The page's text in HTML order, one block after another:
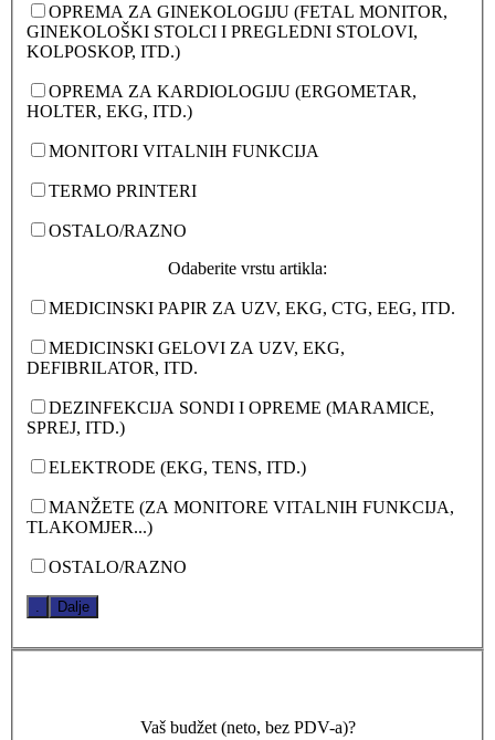
OPREMA ZA GINEKOLOGIJU (FETAL MONITOR,
GINEKOLOŠKI STOLCI I PREGLEDNI STOLOVI,
KOLPOSKOP, ITD.)
OPREMA ZA KARDIOLOGIJU (ERGOMETAR,
HOLTER, EKG, ITD.)
MONITORI VITALNIH FUNKCIJA
TERMO PRINTERI
OSTALO/RAZNO
Odaberite vrstu artikla:
MEDICINSKI PAPIR ZA UZV, EKG, CTG, EEG, ITD.
MEDICINSKI GELOVI ZA UZV, EKG,
DEFIBRILATOR, ITD.
DEZINFEKCIJA SONDI I OPREME (MARAMICE,
SPREJ, ITD.)
ELEKTRODE (EKG, TENS, ITD.)
MANŽETE (ZA MONITORE VITALNIH FUNKCIJA,
TLAKOMJER...)
OSTALO/RAZNO
Dalje
Vaš budžet (neto, bez PDV-a)?